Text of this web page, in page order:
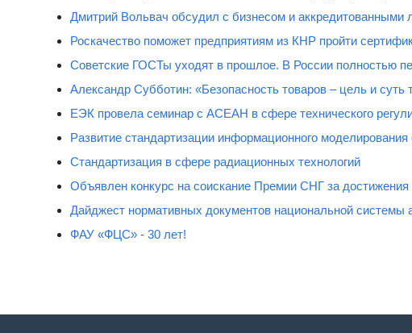
Дмитрий Вольвач обсудил с бизнесом и
Роскачество поможет предприятиям из КНР пройти
Советские ГОСТы уходят в прошлое. В России полностью
Александр Субботин: «Безопасность товаров – цель и суть
ЕЭК провела семинар с АСЕАН в сфере технического
Развитие стандартизации информационного моделирования
Стандартизация в сфере радиационных технологий
Объявлен конкурс на соискание Премии СНГ за достижения
Дайджест нормативных документов национальной системы
ФАУ «ФЦС» - 30 лет!